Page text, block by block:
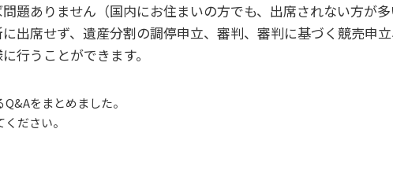
題ありません（国内にお住まいの方でも、出席されない方が
出席せず、遺産分割の調停申立、審判、審判に基づく競売申
行うことができます。
をまとめました。
ださい。